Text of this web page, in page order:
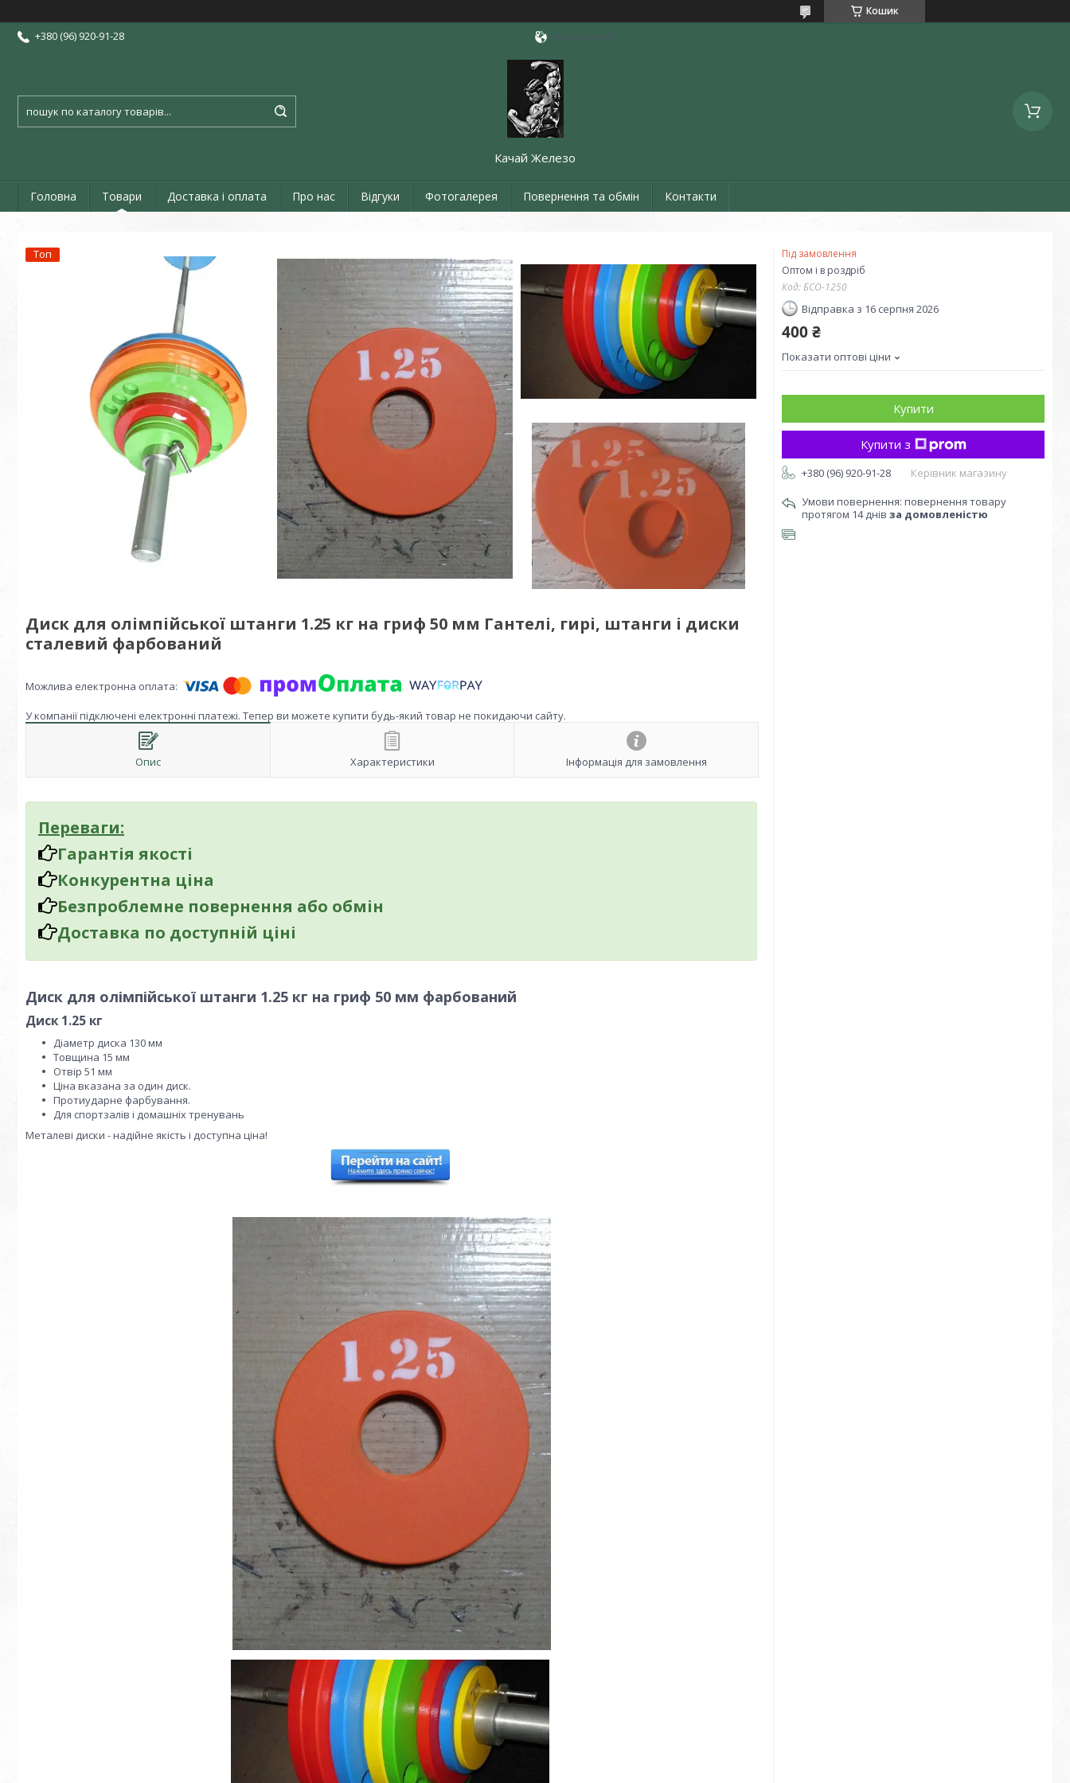
Кошик
+380 (96) 920-91-28
Качай Железо
Головна Товари Доставка і оплата Про нас Відгуки Фотогалерея Повернення та обмін Контакти
Топ
Диск для олімпійської штанги 1.25 кг на гриф 50 мм Гантелі, гирі, штанги і диски
сталевий фарбований
У компанії підключені електронні платежі. Тепер ви можете купити будь-який товар не покидаючи сайту.
Опис Характеристики Інформація для замовлення
Переваги:
Гарантія якості
Конкурентна ціна
Безпроблемне повернення або обмін
Доставка по доступній ціні
Диск для олімпійської штанги 1.25 кг на гриф 50 мм фарбований
Диск 1.25 кг
Діаметр диска 130 мм
Товщина 15 мм
Отвір 51 мм
Ціна вказана за один диск.
Протиударне фарбування.
Для спортзалів і домашніх тренувань
Металеві диски - надійне якість і доступна ціна!
Під замовлення
Оптом і в роздріб
Код:БСО-1250
Відправка з 16 серпня 2026
400 ₴
Показати оптові ціни
Купити
Купити з
+380 (96) 920-91-28
Керівник магазину
повернення товару
протягом 14 днів за домовленістю